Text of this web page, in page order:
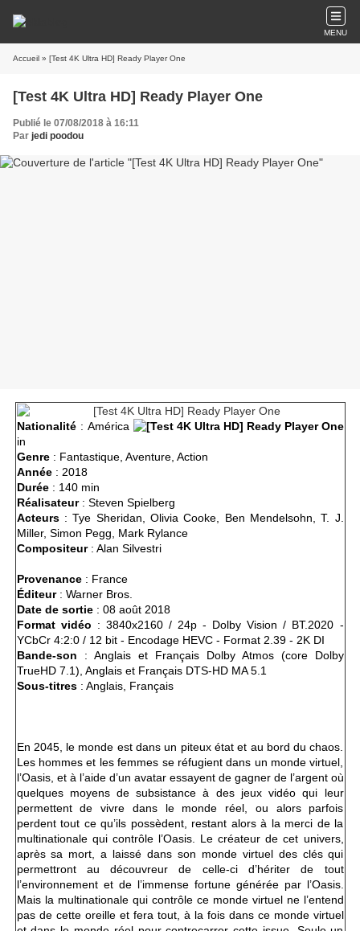
MENU
Accueil » [Test 4K Ultra HD] Ready Player One
[Test 4K Ultra HD] Ready Player One
Publié le 07/08/2018 à 16:11
Par jedi poodou
Nationalité: América
in
Genre: Fantastique, Aventure, Action
Année: 2018
Durée: 140 min
Réalisateur: Steven Spielberg
Acteurs: Tye Sheridan, Olivia Cooke, Ben Mendelsohn, T. J.
Miller, Simon Pegg, Mark Rylance
Compositeur: Alan Silvestri
Provenance: France
Éditeur: Warner Bros.
Date de sortie: 08 août 2018
Format vidéo : 3840x2160 / 24p - Dolby Vision / BT.2020 -
YCbCr 4:2:0 / 12 bit - Encodage HEVC - Format 2.39 - 2K DI
Bande-son : Anglais et Français Dolby Atmos (core Dolby
TrueHD 7.1), Anglais et Français DTS-HD MA 5.1
Sous-titres: Anglais, Français
En 2045, le monde est dans un piteux état et au bord du chaos.
Les hommes et les femmes se réfugient dans un monde virtuel,
l’Oasis, et à l’aide d’un avatar essayent de gagner de l’argent où
quelques moyens de subsistance à des jeux vidéo qui leur
permettent de vivre dans le monde réel, ou alors parfois
perdent tout ce qu’ils possèdent, restant alors à la merci de la
multinationale qui contrôle l’Oasis. Le créateur de cet univers,
après sa mort, a laissé dans son monde virtuel des clés qui
permettront au découvreur de celle-ci d’hériter de tout
l’environnement et de l’immense fortune générée par l’Oasis.
Mais la multinationale qui contrôle ce monde virtuel ne l’entend
pas de cette oreille et fera tout, à la fois dans ce monde virtuel